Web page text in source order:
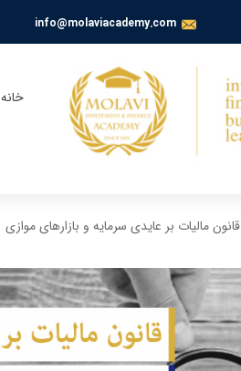
info@molaviacademy.com
خانه
قانون مالیات بر عایدی سرمایه و بازارهای موازی